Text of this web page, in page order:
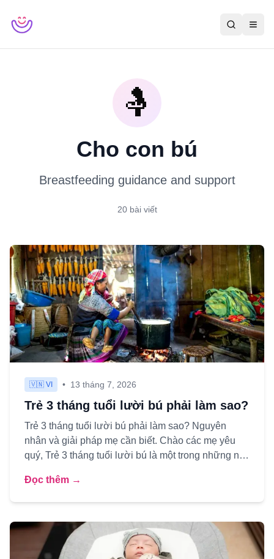
🤱
Cho con bú
Breastfeeding guidance and support
20bài viết
🇻🇳 VI • 13 tháng 7, 2026
Trẻ 3 tháng tuổi lười bú phải làm sao?
Trẻ 3 tháng tuổi lười bú phải làm sao? Nguyên
nhân và giải pháp mẹ cần biết. Chào các mẹ yêu
quý, Trẻ 3 tháng tuổi lười bú là một trong những nỗi
Đọc thêm →